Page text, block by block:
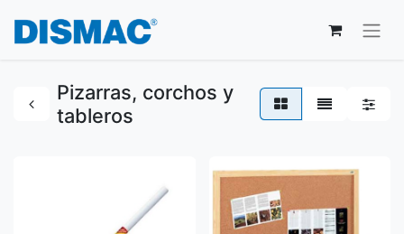
Pizarras, corchos y
tableros